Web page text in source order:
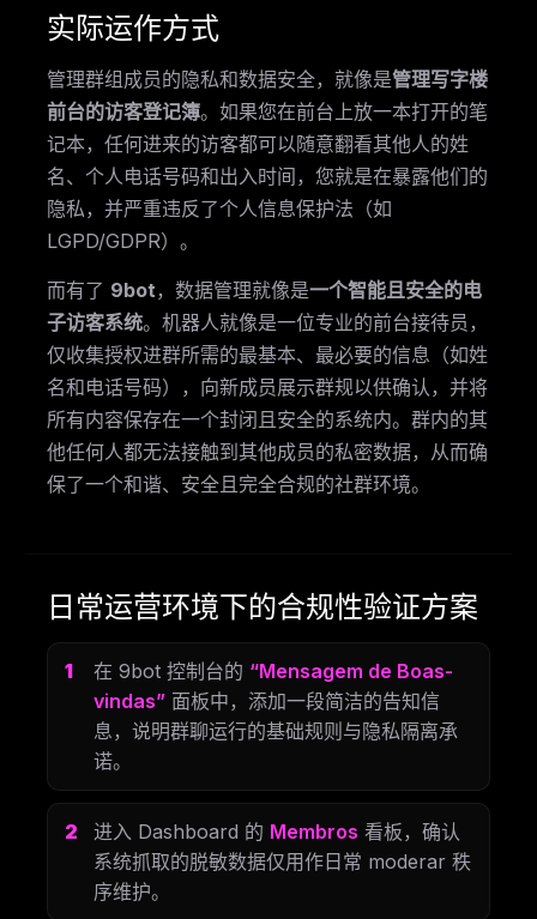
实际运作方式
管理群组成员的隐私和数据安全，就像是管理写字楼
前台的访客登记簿。如果您在前台上放一本打开的笔
记本，任何进来的访客都可以随意翻看其他人的姓
名、个人电话号码和出入时间，您就是在暴露他们的
隐私，并严重违反了个人信息保护法（如
LGPD/GDPR）。
而有了 9bot ，数据管理就像是一个智能且安全的电
子访客系统。机器人就像是一位专业的前台接待员，
仅收集授权进群所需的最基本、最必要的信息（如姓
名和电话号码），向新成员展示群规以供确认，并将
所有内容保存在一个封闭且安全的系统内。群内的其
他任何人都无法接触到其他成员的私密数据，从而确
保了一个和谐、安全且完全合规的社群环境。
日常运营环境下的合规性验证方案
在 9bot 控制台的 “Mensagem de Boas-
vindas”面板中，添加一段简洁的告知信
息，说明群聊运行的基础规则与隐私隔离承
诺。
进入 Dashboard 的 Membros 看板，确认
系统抓取的脱敏数据仅用作日常 moderar 秩
序维护。